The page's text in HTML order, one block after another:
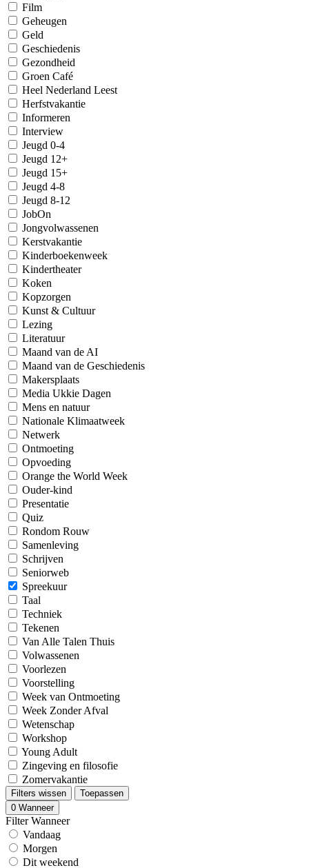
Film
Geheugen
Geld
Geschiedenis
Gezondheid
Groen Café
Heel Nederland Leest
Herfstvakantie
Informeren
Interview
Jeugd 0-4
Jeugd 12+
Jeugd 15+
Jeugd 4-8
Jeugd 8-12
JobOn
Jongvolwassenen
Kerstvakantie
Kinderboekenweek
Kindertheater
Koken
Kopzorgen
Kunst & Cultuur
Lezing
Literatuur
Maand van de AI
Maand van de Geschiedenis
Makersplaats
Media Ukkie Dagen
Mens en natuur
Nationale Klimaatweek
Netwerk
Ontmoeting
Opvoeding
Orange the World Week
Ouder-kind
Presentatie
Quiz
Rondom Rouw
Samenleving
Schrijven
Seniorweb
Spreekuur
Taal
Techniek
Tekenen
Van Alle Talen Thuis
Volwassenen
Voorlezen
Voorstelling
Week van Ontmoeting
Week Zonder Afval
Wetenschap
Workshop
Young Adult
Zingeving en filosofie
Zomervakantie
Filters wissen
Toepassen
0 Wanneer
Filter Wanneer
Vandaag
Morgen
Dit weekend